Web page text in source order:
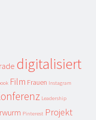
digitalisiert
Film Frauen Instagram
Leadership
Pinterest Projekt